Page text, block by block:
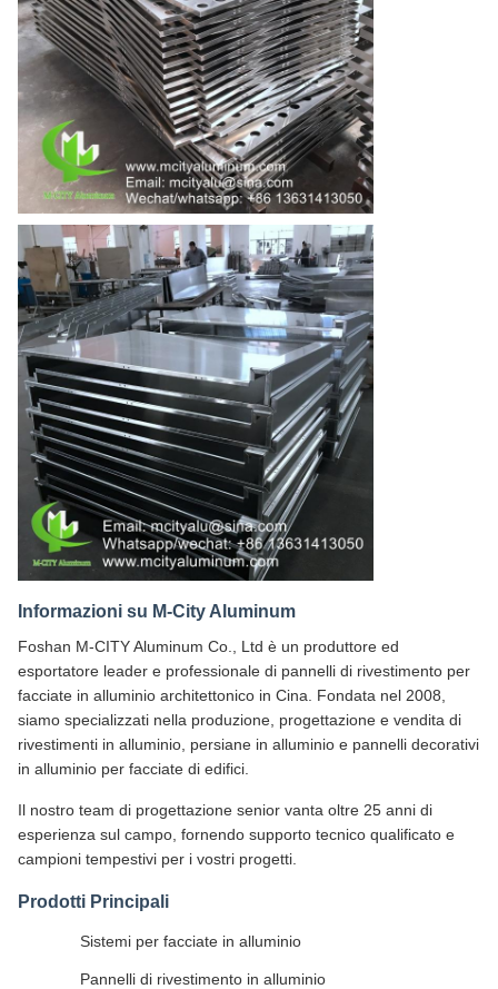
Informazioni su M-City Aluminum
Foshan M-CITY Aluminum Co., Ltd è un produttore ed
esportatore leader e professionale di pannelli di rivestimento per
facciate in alluminio architettonico in Cina. Fondata nel 2008,
siamo specializzati nella produzione, progettazione e vendita di
rivestimenti in alluminio, persiane in alluminio e pannelli decorativi
in alluminio per facciate di edifici.
Il nostro team di progettazione senior vanta oltre 25 anni di
esperienza sul campo, fornendo supporto tecnico qualificato e
campioni tempestivi per i vostri progetti.
Prodotti Principali
Sistemi per facciate in alluminio
Pannelli di rivestimento in alluminio